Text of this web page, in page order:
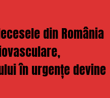
din România
în urgențe devine